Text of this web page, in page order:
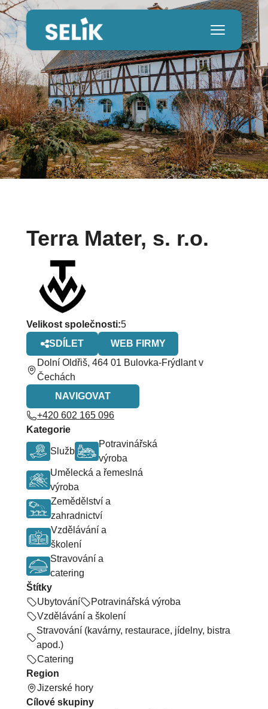
Terra Mater, s. r.o.
Velikost společnosti:5
SDÍLET
WEB FIRMY
Dolní Oldřiš, 464 01 Bulovka-Frýdlant v
Čechách
NAVIGOVAT
+420 602 165 096
Kategorie
Služby
Potravinářská
výroba
Umělecká a řemeslná
výroba
Zemědělství a
zahradnictví
Vzdělávání a
školení
Stravování a
catering
Štítky
Ubytování
Potravinářská výroba
Vzdělávání a školení
Stravování (kavárny, restaurace, jídelny, bistra
apod.)
Catering
Region
Jizerské hory
Cílové skupiny